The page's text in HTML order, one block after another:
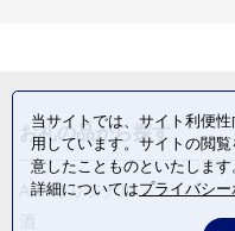
お礼の品から探す
ANAオリジナル
当サイトでは、サイト利便
用しています。サイトの閲
意したことものといたします
詳細についてはプライバシ